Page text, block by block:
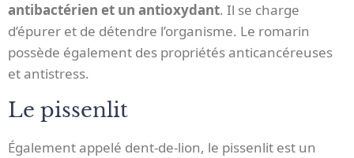
antibactérien et un antioxydant. Il se charge
d’épurer et de détendre l’organisme. Le romarin
possède également des propriétés anticancéreuses
et antistress.
Le pissenlit
Également appelé dent-de-lion, le pissenlit est un